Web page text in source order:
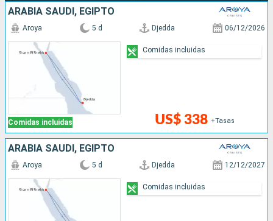
ARABIA SAUDÍ, EGIPTO
Comidas incluidas
Aroya 5 d Djedda 06/12/2026
US$ 338 +Tasas
Comidas incluidas
ARABIA SAUDÍ, EGIPTO
Aroya 5 d Djedda 12/12/2027
Comidas incluidas